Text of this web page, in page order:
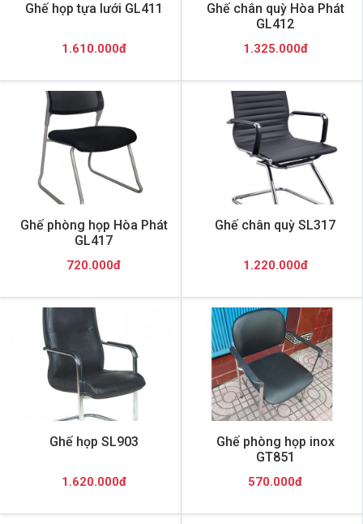
Ghế họp tựa lưới GL411
1.610.000đ
Ghế chân quỳ Hòa Phát
GL412
1.325.000đ
Ghế phòng họp Hòa Phát
GL417
720.000đ
Ghế chân quỳ SL317
1.220.000đ
Ghế họp SL903
1.620.000đ
Ghế phòng họp inox
GT851
570.000đ